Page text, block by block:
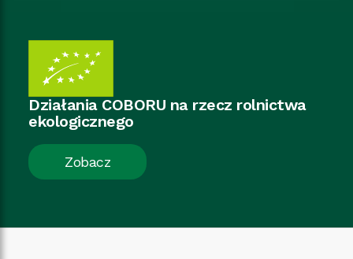
Działania COBORU na rzecz rolnictwa
ekologicznego
Zobacz